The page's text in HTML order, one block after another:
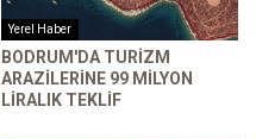
Yerel Haber
BODRUM'DA TURIZM
ARAZILERINE 99 MILYON
LIRALIK TEKLIF